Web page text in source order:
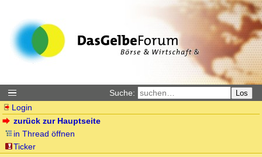
Suche: Los
Login
zurück zur Hauptseite
in Thread öffnen
Ticker